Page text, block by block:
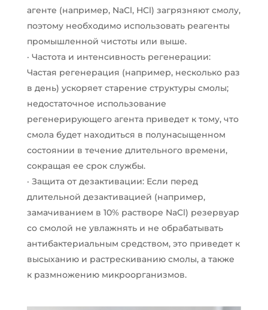
агенте (например, NaCl, HCl) загрязняют смолу,
поэтому необходимо использовать реагенты
промышленной чистоты или выше.
· Частота и интенсивность регенерации:
Частая регенерация (например, несколько раз
в день) ускоряет старение структуры смолы;
недостаточное использование
регенерирующего агента приведет к тому, что
смола будет находиться в полунасыщенном
состоянии в течение длительного времени,
сокращая ее срок службы.
· Защита от дезактивации: Если перед
длительной дезактивацией (например,
замачиванием в 10% растворе NaCl) резервуар
со смолой не увлажнять и не обрабатывать
антибактериальным средством, это приведет к
высыханию и растрескиванию смолы, а также
к размножению микроорганизмов.